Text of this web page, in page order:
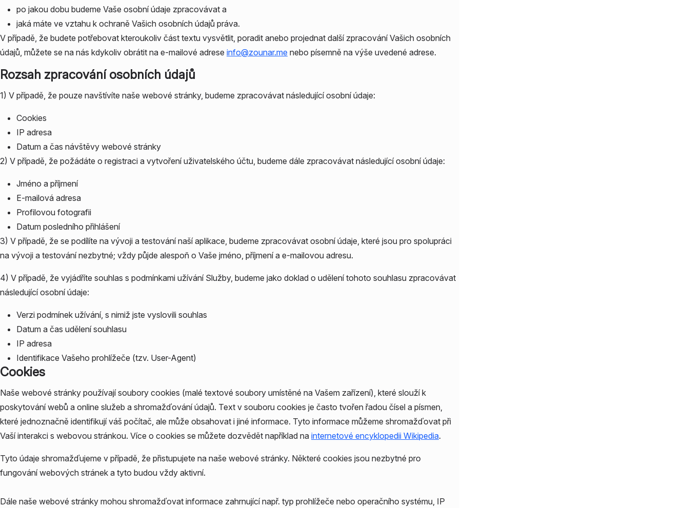
po jakou dobu budeme Vaše osobní údaje zpracovávat a
jaká máte ve vztahu k ochraně Vašich osobních údajů práva.
V případě, že budete potřebovat kteroukoliv část textu vysvětlit, poradit anebo projednat další zpracování Vašich osobních
údajů, můžete se na nás kdykoliv obrátit na e-mailové adrese info@zounar.me nebo písemně na výše uvedené adrese.
Rozsah zpracování osobních údajů
1) V případě, že pouze navštívíte naše webové stránky, budeme zpracovávat následující osobní údaje:
Cookies
IP adresa
Datum a čas návštěvy webové stránky
2) V případě, že požádáte o registraci a vytvoření uživatelského účtu, budeme dále zpracovávat následující osobní údaje:
Jméno a příjmení
E-mailová adresa
Profilovou fotografii
Datum posledního přihlášení
3) V případě, že se podílíte na vývoji a testování naší aplikace, budeme zpracovávat osobní údaje, které jsou pro spolupráci
na vývoji a testování nezbytné; vždy půjde alespoň o Vaše jméno, příjmení a e-mailovou adresu.
4) V případě, že vyjádříte souhlas s podmínkami užívání Služby, budeme jako doklad o udělení tohoto souhlasu zpracovávat
následující osobní údaje:
Verzi podmínek užívání, s nimiž jste vyslovili souhlas
Datum a čas udělení souhlasu
IP adresa
Identifikace Vašeho prohlížeče (tzv. User-Agent)
Cookies
Naše webové stránky používají soubory cookies (malé textové soubory umístěné na Vašem zařízení), které slouží k
poskytování webů a online služeb a shromažďování údajů. Text v souboru cookies je často tvořen řadou čísel a písmen,
které jednoznačně identifikují váš počítač, ale může obsahovat i jiné informace. Tyto informace můžeme shromažďovat při
Vaší interakci s webovou stránkou. Více o cookies se můžete dozvědět například na internetové encyklopedii Wikipedia.
Tyto údaje shromažďujeme v případě, že přistupujete na naše webové stránky. Některé cookies jsou nezbytné pro
fungování webových stránek a tyto budou vždy aktivní.
Dále naše webové stránky mohou shromažďovat informace zahrnující např. typ prohlížeče nebo operačního systému, IP